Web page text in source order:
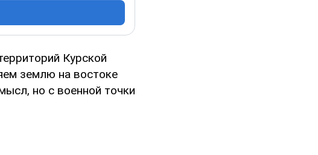
Курской
землю на востоке
но с военной точки